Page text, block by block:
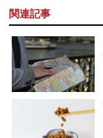
関連記事